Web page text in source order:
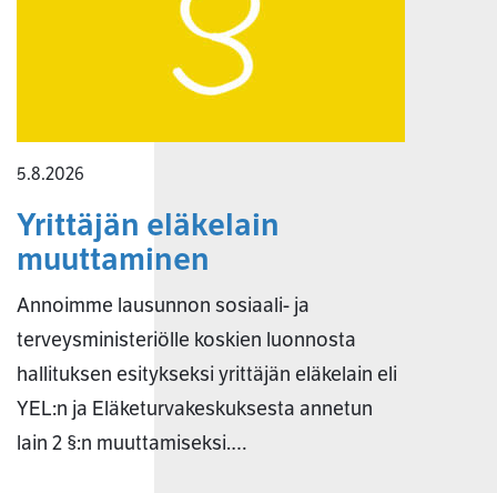
5.8.2026
Yrittäjän eläkelain
muuttaminen
Annoimme lausunnon sosiaali- ja
terveysministeriölle koskien luonnosta
hallituksen esitykseksi yrittäjän eläkelain eli
YEL:n ja Eläketurvakeskuksesta annetun
lain 2 §:n muuttamiseksi.…